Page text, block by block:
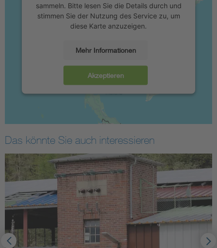
sammeln. Bitte lesen Sie die Details durch und
stimmen Sie der Nutzung des Service zu, um
diese Karte anzuzeigen.
Mehr Informationen
Akzeptieren
Das könnte Sie auch interessieren